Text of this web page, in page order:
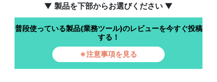
▼ 製品を下部からお選びください ▼
普段使っている製品(業務ツール)のレビューを今すぐ投稿
する！
※注意事項を見る